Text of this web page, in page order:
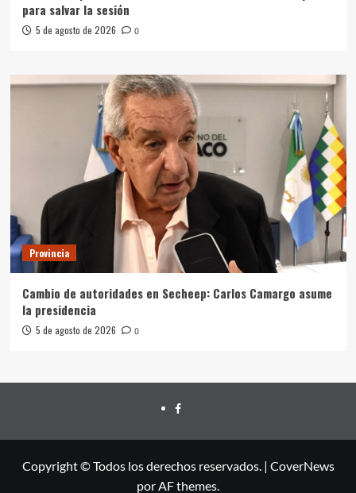
para salvar la sesión
5 de agosto de 2026 0
Provincia
Cambio de autoridades en Secheep: Carlos Camargo asume
la presidencia
5 de agosto de 2026 0
FACEBOOK
Copyright © Todos los derechos reservados. | CoverNews
por AF themes.